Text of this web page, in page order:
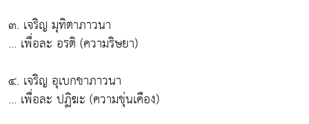
๓. เจริญ มุทิตาภาวนา
... เพื่อละ อรติ (ความริษยา)
๔. เจริญ อุเบกขาภาวนา
... เพื่อละ ปฏิฆะ (ความขุ่นเคือง)